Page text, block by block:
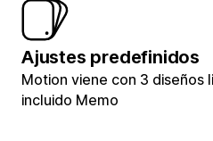
Ajustes predefinidos
Motion viene con 3 diseños
incluido Memo